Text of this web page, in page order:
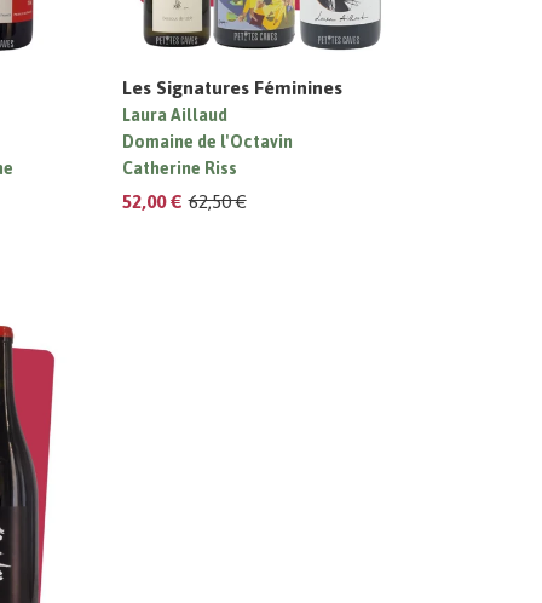
Les Signatures Féminines
Laura Aillaud
Domaine de l'Octavin
Catherine Riss
62,50 €
52,00 €